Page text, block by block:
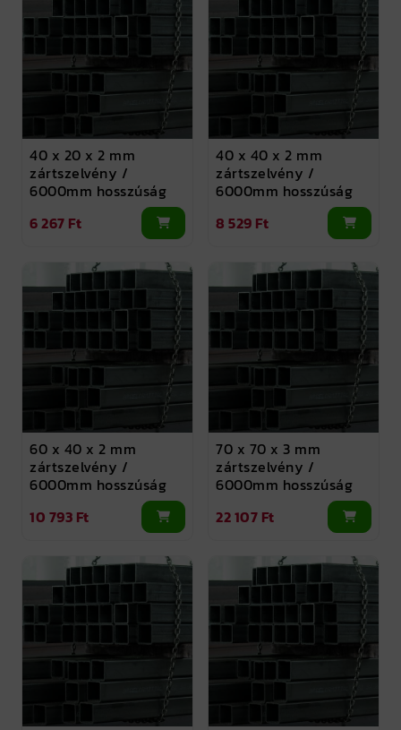
40 x 20 x 2 mm
zártszelvény /
6000mm hosszúság
6 267 Ft
40 x 40 x 2 mm
zártszelvény /
6000mm hosszúság
8 529 Ft
60 x 40 x 2 mm
zártszelvény /
6000mm hosszúság
10 793 Ft
70 x 70 x 3 mm
zártszelvény /
6000mm hosszúság
22 107 Ft